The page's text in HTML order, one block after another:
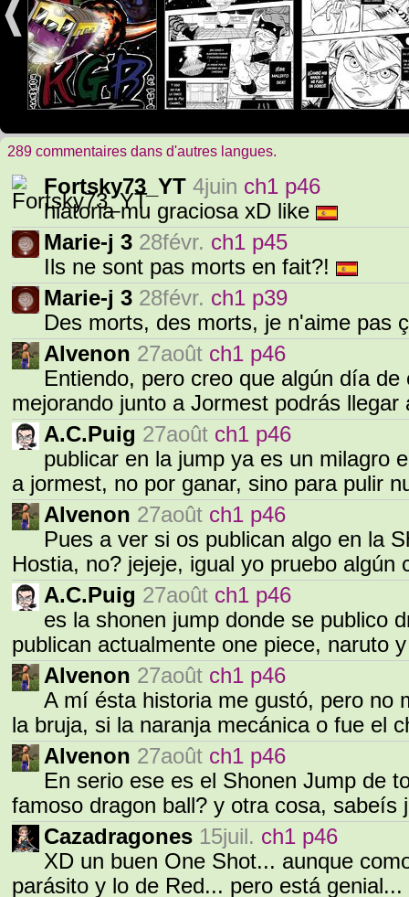
289 commentaires dans d'autres langues.
Fortsky73_YT 4juin ch1 p46
hiatoria mu graciosa xD like
Marie-j 3 28févr. ch1 p45
Ils ne sont pas morts en fait?!
Marie-j 3 28févr. ch1 p39
Des morts, des morts, je n'aime pas
Alvenon 27août ch1 p46
Entiendo, pero creo que algún día
mejorando junto a Jormest podrás
A.C.Puig 27août ch1 p46
publicar en la jump ya es un milagro
a jormest, no por ganar, sino para pulir
Alvenon 27août ch1 p46
Pues a ver si os publican algo en la
Hostia, no? jejeje, igual yo pruebo
A.C.Puig 27août ch1 p46
es la shonen jump donde se publico
publican actualmente one piece, naruto
Alvenon 27août ch1 p46
A mí ésta historia me gustó, pero no
la bruja, si la naranja mecánica o fue el
Alvenon 27août ch1 p46
En serio ese es el Shonen Jump de
famoso dragon ball? y otra cosa, sabeís
Cazadragones 15juil. ch1 p46
XD un buen One Shot... aunque
parásito y lo de Red... pero está genial...